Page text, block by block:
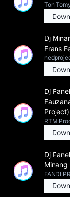
Ton Tomy
Dj
Frans
Dj
Project)
RTM
Dj
Minang
FANDI